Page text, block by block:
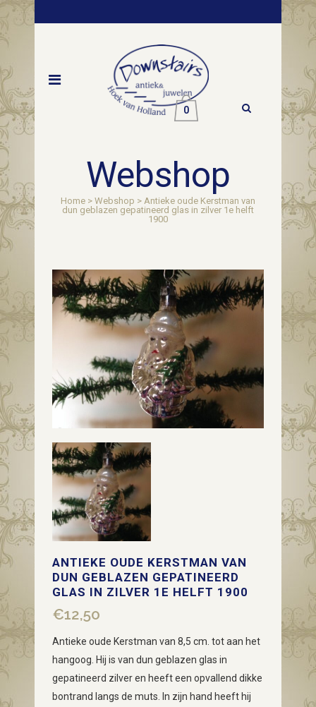
0
Webshop
Home > Webshop > Antieke oude Kerstman van
dun geblazen gepatineerd glas in zilver 1e helft
1900
ANTIEKE OUDE KERSTMAN VAN
DUN GEBLAZEN GEPATINEERD
GLAS IN ZILVER 1E HELFT 1900
€12,50
Antieke oude Kerstman van 8,5 cm. tot aan het
hangoog. Hij is van dun geblazen glas in
gepatineerd zilver en heeft een opvallend dikke
bontrand langs de muts. In zijn hand heeft hij